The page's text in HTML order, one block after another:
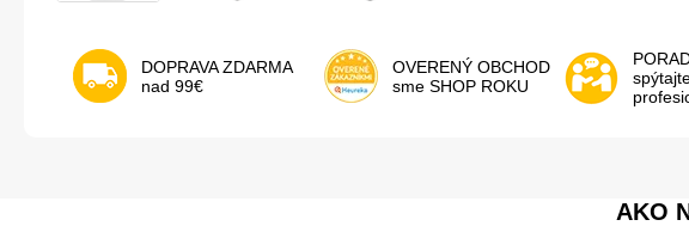
DOPRAVA ZDARMA
nad 99€
OVERENÝ OBCHOD
sme SHOP ROKU
AKO